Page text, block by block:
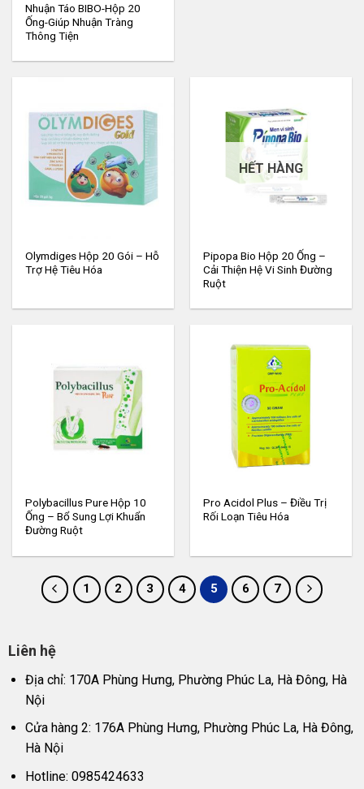
Nhuận Táo BIBO-Hộp 20
Ống-Giúp Nhuận Tràng
Thông Tiện
Olymdiges Hộp 20 Gói – Hỗ
Trợ Hệ Tiêu Hóa
HẾT HÀNG
Pipopa Bio Hộp 20 Ống –
Cải Thiện Hệ Vi Sinh Đường
Ruột
Polybacillus Pure Hộp 10
Ống – Bổ Sung Lợi Khuẩn
Đường Ruột
Pro Acidol Plus – Điều Trị
Rối Loạn Tiêu Hóa
1 2 3 4 5 6 7
Liên hệ
Địa chỉ: 170A Phùng Hưng, Phường Phúc La, Hà Đông, Hà
Nội
Cửa hàng 2: 176A Phùng Hưng, Phường Phúc La, Hà Đông,
Hà Nội
Hotline: 0985424633